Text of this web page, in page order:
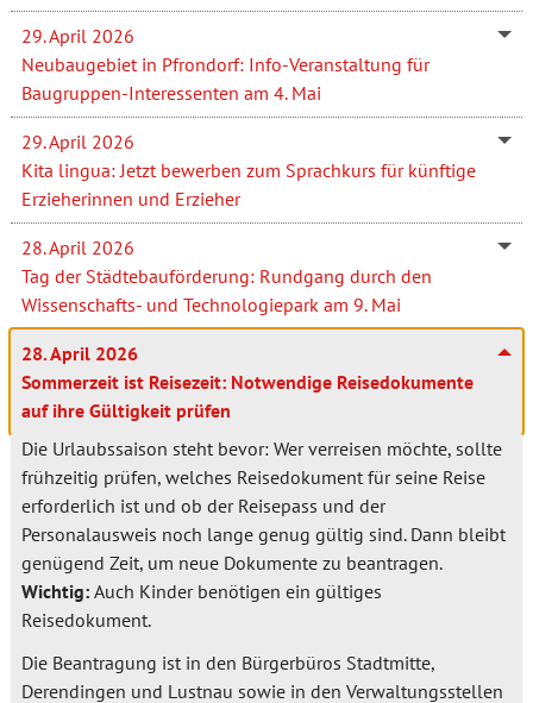
29. April 2026
Neubaugebiet in Pfrondorf: Info-Veranstaltung für
Baugruppen-Interessenten am 4. Mai
29. April 2026
Kita lingua: Jetzt bewerben zum Sprachkurs für künftige
Erzieherinnen und Erzieher
28. April 2026
Tag der Städtebauförderung: Rundgang durch den
Wissenschafts- und Technologiepark am 9. Mai
28. April 2026
Sommerzeit ist Reisezeit: Notwendige Reisedokumente
auf ihre Gültigkeit prüfen
Die Urlaubssaison steht bevor: Wer verreisen möchte, sollte
frühzeitig prüfen, welches Reisedokument für seine Reise
erforderlich ist und ob der Reisepass und der
Personalausweis noch lange genug gültig sind. Dann bleibt
genügend Zeit, um neue Dokumente zu beantragen.
Wichtig: Auch Kinder benötigen ein gültiges
Reisedokument.
Die Beantragung ist in den Bürgerbüros Stadtmitte,
Derendingen und Lustnau sowie in den Verwaltungsstellen